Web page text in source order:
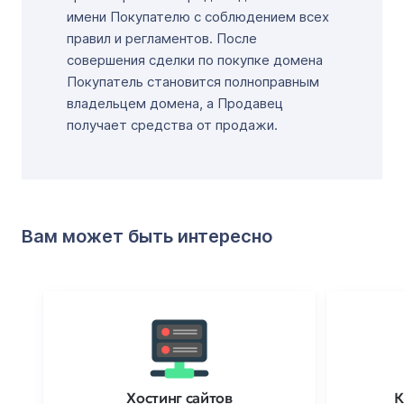
имени Покупателю с соблюдением всех
правил и регламентов. После
совершения сделки по покупке домена
Покупатель становится полноправным
владельцем домена, а Продавец
получает средства от продажи.
Вам может быть интересно
Хостинг сайтов